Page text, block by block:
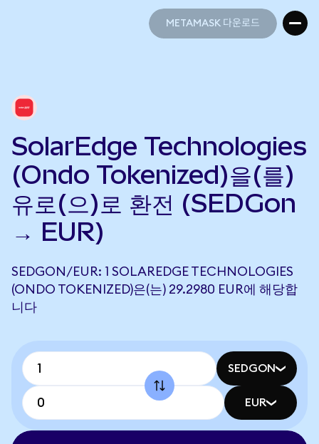
METAMASK 다운로드
SolarEdge Technologies
(Ondo Tokenized)을(를)
유로(으)로 환전 (SEDGon
→ EUR)
SEDGON/EUR: 1 SOLAREDGE TECHNOLOGIES
(ONDO TOKENIZED)은(는) 29.2980 EUR에 해당합
니다
SEDGON
EUR